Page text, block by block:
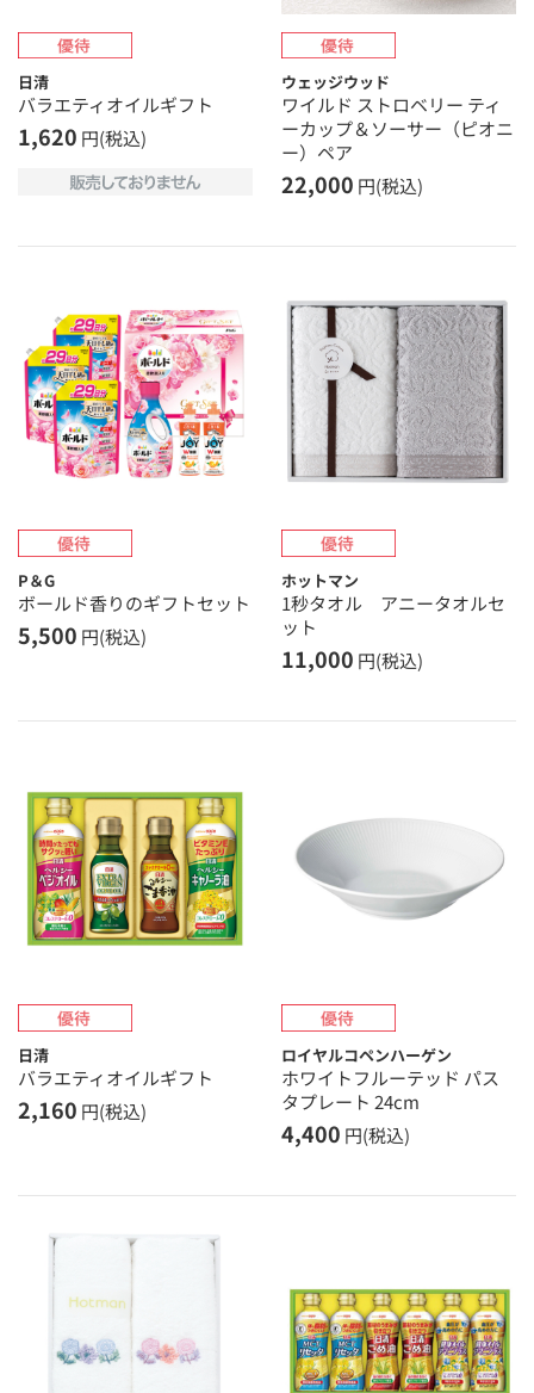
日清
バラエティオイルギフト
1,620 円(税込)
ウェッジウッド
ワイルド ストロベリー ティ
ーカップ＆ソーサー（ピオニ
ー）ペア
22,000 円(税込)
P＆G
ボールド香りのギフトセット
5,500 円(税込)
ホットマン
1秒タオル アニータオルセ
ット
11,000 円(税込)
日清
バラエティオイルギフト
2,160 円(税込)
ロイヤルコペンハーゲン
ホワイトフルーテッド パス
タプレート 24cm
4,400 円(税込)